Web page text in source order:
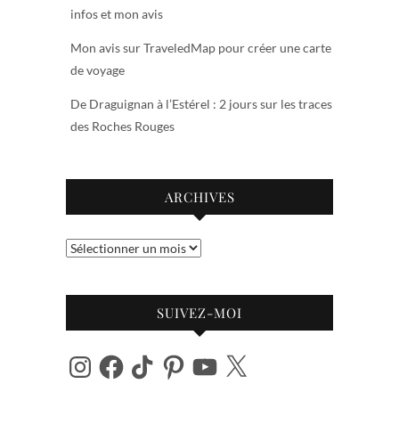
infos et mon avis
Mon avis sur TraveledMap pour créer une carte
de voyage
De Draguignan à l’Estérel : 2 jours sur les traces
des Roches Rouges
ARCHIVES
Archives
SUIVEZ-MOI
InstagramFacebook
TikTok PinterestYouTube
X